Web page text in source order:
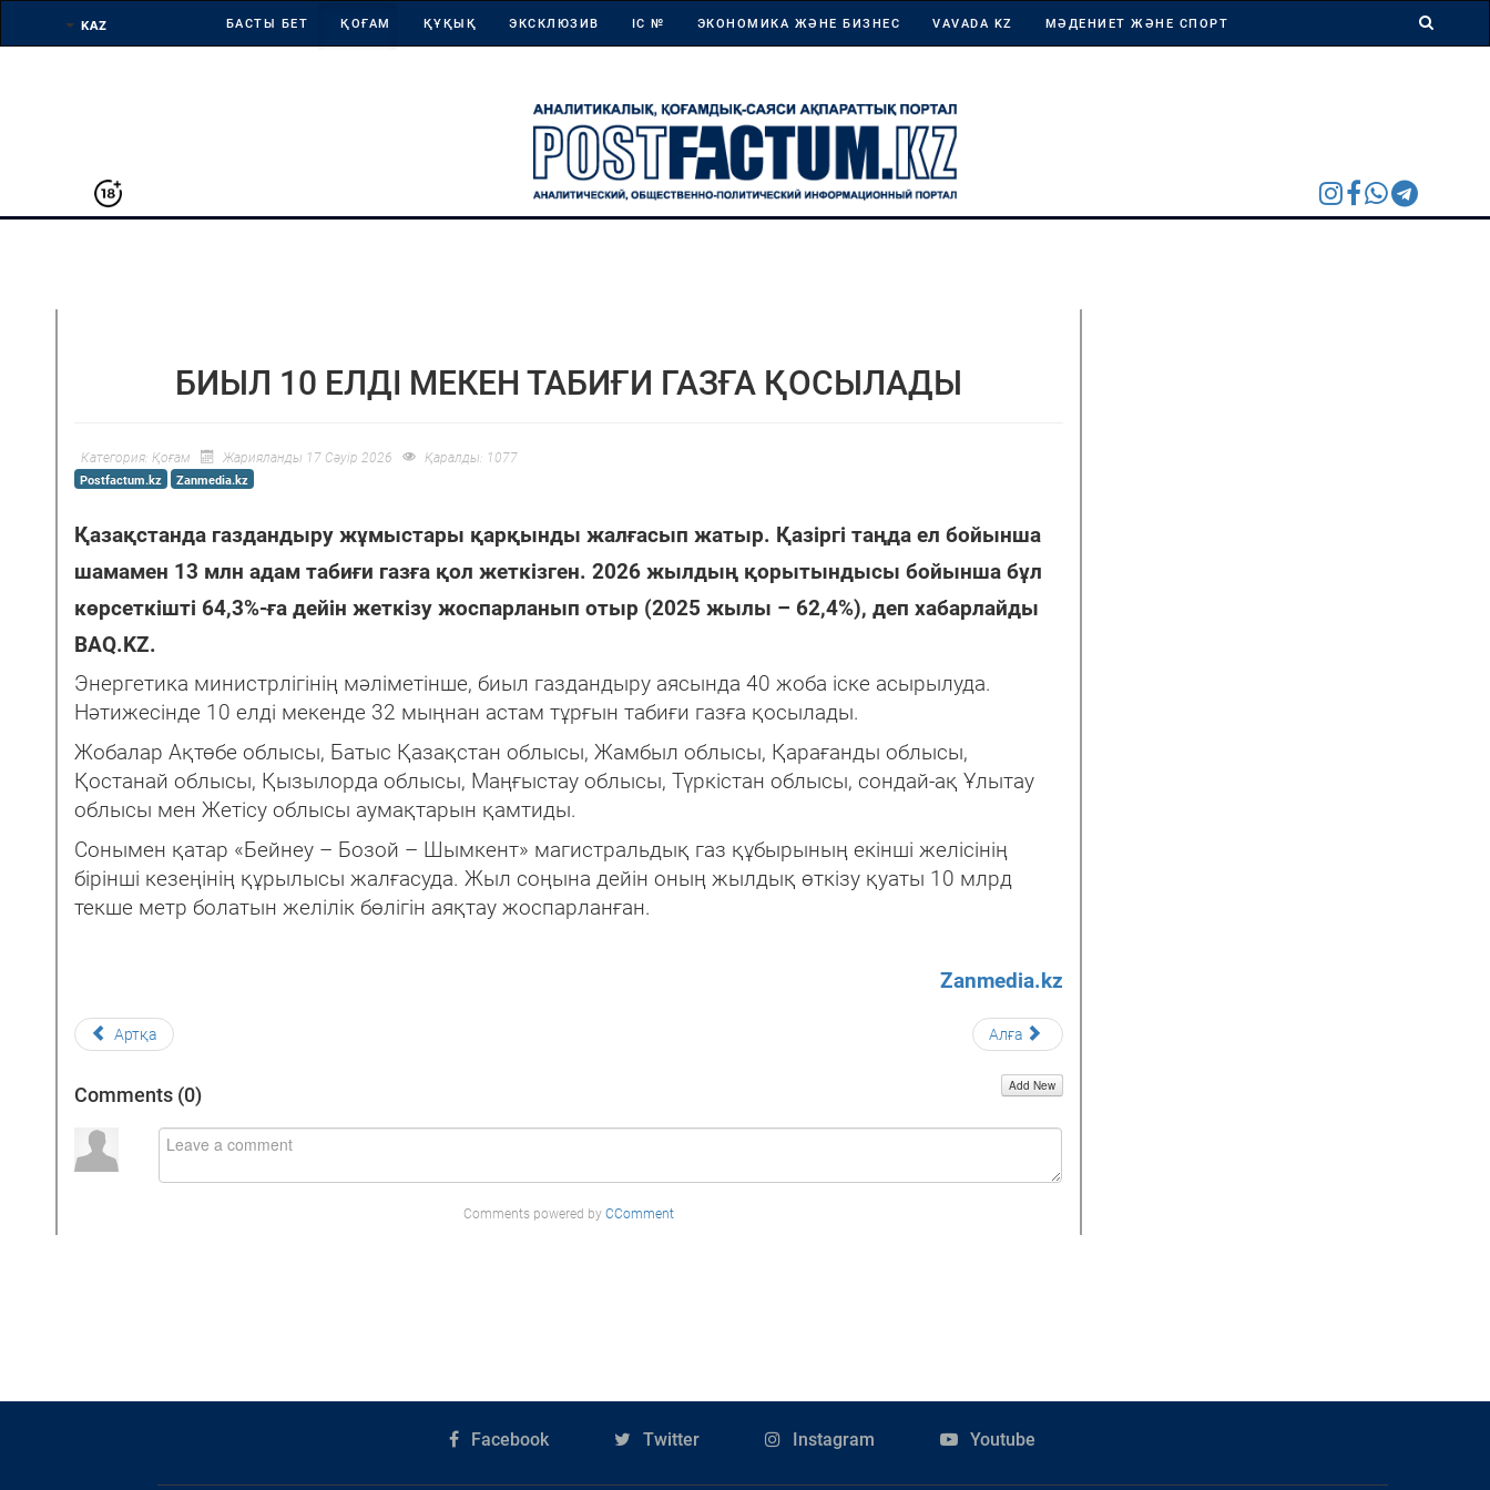
БАСТЫ БЕТ ҚОҒАМ ҚҰҚЫҚ ЭКСКЛЮЗИВ ІС № ЭКОНОМИКА ЖӘНЕ БИЗНЕС VAVADA KZ МӘДЕНИЕТ ЖӘНЕ СПОРТ
БИЫЛ 10 ЕЛДІ МЕКЕН ТАБИҒИ ГАЗҒА ҚОСЫЛАДЫ
Категория: Қоғам Жарияланды 17 Сәуір 2026 Қаралды: 1077
Postfactum.kz Zanmedia.kz
Қазақстанда газдандыру жұмыстары қарқынды жалғасып жатыр. Қазіргі таңда ел бойынша
шамамен 13 млн адам табиғи газға қол жеткізген. 2026 жылдың қорытындысы бойынша бұл
көрсеткішті 64,3%-ға дейін жеткізу жоспарланып отыр (2025 жылы – 62,4%), деп хабарлайды
BAQ.KZ.
Энергетика министрлігінің мәліметінше, биыл газдандыру аясында 40 жоба іске асырылуда.
Нәтижесінде 10 елді мекенде 32 мыңнан астам тұрғын табиғи газға қосылады.
Жобалар Ақтөбе облысы, Батыс Қазақстан облысы, Жамбыл облысы, Қарағанды облысы,
Қостанай облысы, Қызылорда облысы, Маңғыстау облысы, Түркістан облысы, сондай-ақ Ұлытау
облысы мен Жетісу облысы аумақтарын қамтиды.
Сонымен қатар «Бейнеу – Бозой – Шымкент» магистральдық газ құбырының екінші желісінің
бірінші кезеңінің құрылысы жалғасуда. Жыл соңына дейін оның жылдық өткізу қуаты 10 млрд
текше метр болатын желілік бөлігін аяқтау жоспарланған.
Zanmedia.kz
Артқа Алға
Comments (0) Add New
Comments powered by CComment
Facebook Twitter Instagram Youtube